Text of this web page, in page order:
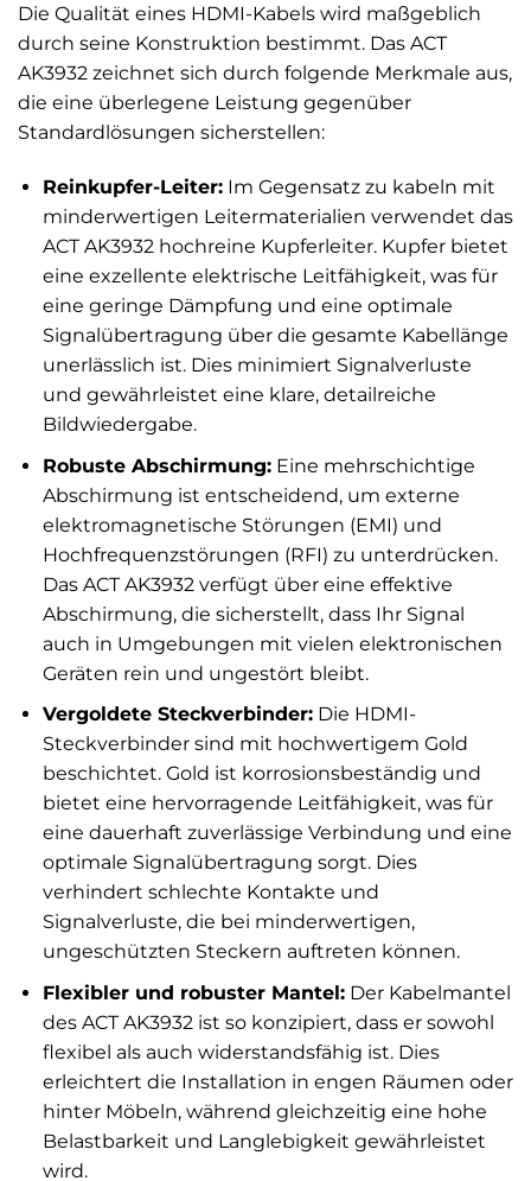
Die Qualität eines HDMI-Kabels wird maßgeblich
durch seine Konstruktion bestimmt. Das ACT
AK3932 zeichnet sich durch folgende Merkmale aus,
die eine überlegene Leistung gegenüber
Standardlösungen sicherstellen:
Reinkupfer-Leiter:Im Gegensatz zu kabeln mit
minderwertigen Leitermaterialien verwendet das
ACT AK3932 hochreine Kupferleiter. Kupfer bietet
eine exzellente elektrische Leitfähigkeit, was für
eine geringe Dämpfung und eine optimale
Signalübertragung über die gesamte Kabellänge
unerlässlich ist. Dies minimiert Signalverluste
und gewährleistet eine klare, detailreiche
Bildwiedergabe.
Robuste Abschirmung:Eine mehrschichtige
Abschirmung ist entscheidend, um externe
elektromagnetische Störungen (EMI) und
Hochfrequenzstörungen (RFI) zu unterdrücken.
Das ACT AK3932 verfügt über eine effektive
Abschirmung, die sicherstellt, dass Ihr Signal
auch in Umgebungen mit vielen elektronischen
Geräten rein und ungestört bleibt.
Vergoldete Steckverbinder:Die HDMI-
Steckverbinder sind mit hochwertigem Gold
beschichtet. Gold ist korrosionsbeständig und
bietet eine hervorragende Leitfähigkeit, was für
eine dauerhaft zuverlässige Verbindung und eine
optimale Signalübertragung sorgt. Dies
verhindert schlechte Kontakte und
Signalverluste, die bei minderwertigen,
ungeschützten Steckern auftreten können.
Flexibler und robuster Mantel:Der Kabelmantel
des ACT AK3932 ist so konzipiert, dass er sowohl
flexibel als auch widerstandsfähig ist. Dies
erleichtert die Installation in engen Räumen oder
hinter Möbeln, während gleichzeitig eine hohe
Belastbarkeit und Langlebigkeit gewährleistet
wird.